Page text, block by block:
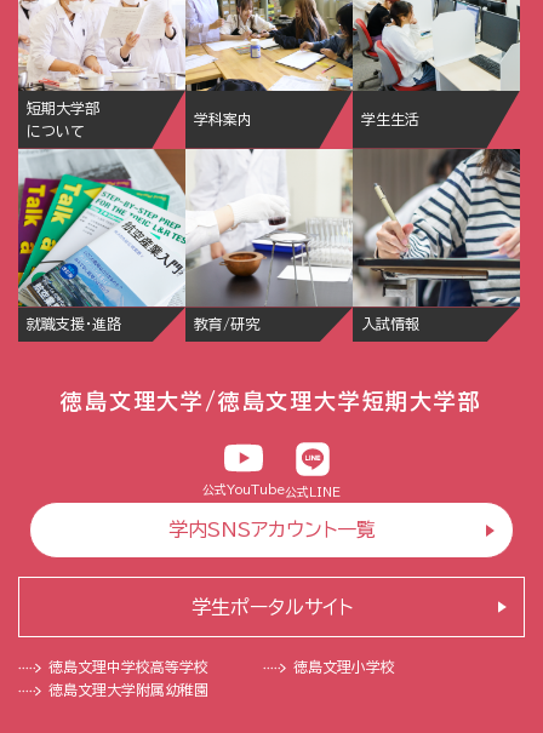
短期大学部
について
学科案内 学生生活
就職支援・進路 教育/研究 入試情報
徳島文理大学/徳島文理大学短期大学部
公式YouTube公式LINE
学内SNSアカウント一覧
徳島文理中学校高等学校
徳島文理小学校
徳島文理大学附属幼稚園
学生ポータルサイト